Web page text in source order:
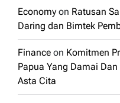
Economy on Ratusan
Daring dan Bimtek
Finance on Komitmen
Papua Yang Damai
Asta Cita